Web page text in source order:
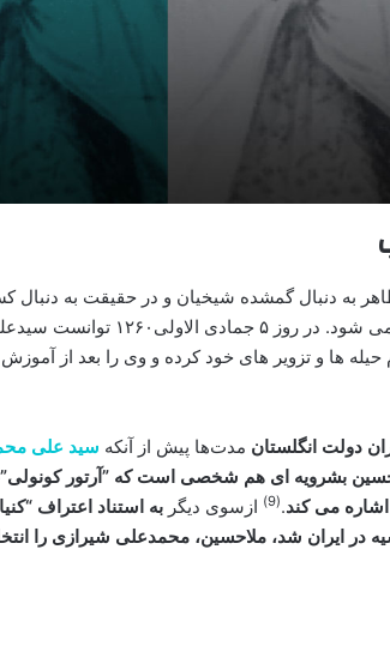
به دنبال گمشده شیخیان و در حقیقت به دنبال
چنین نقشی را ایفا کند روانه ایران و شهر شیراز می شود. در روز
ها و تزویر های خود کرده و وی را بعد از آموزش
دولت انگلستان مدت‌ها پیش از آنکه سید علی
بشرویه‏ ای هم شخصی است که ”آرتور
می کند.
(9) ازسوی دیگر به استناد اعتراف
در ایران شد، ملاحسین، محمدعلی شیرازی را